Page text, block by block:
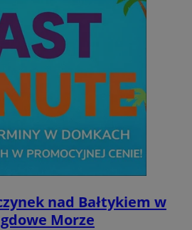
nad Bałtykiem w
Morze